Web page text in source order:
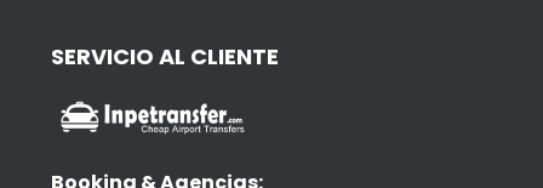
SERVICIO AL CLIENTE